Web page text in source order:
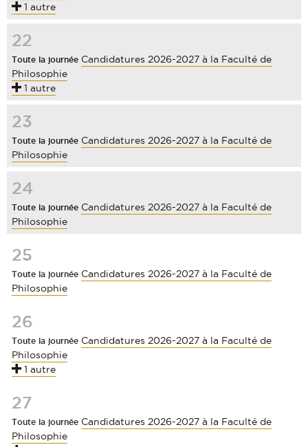
1 autre
22
Toute la journée Candidatures 2026-2027 à la Faculté de
Philosophie
1 autre
23
Toute la journée Candidatures 2026-2027 à la Faculté de
Philosophie
24
Toute la journée Candidatures 2026-2027 à la Faculté de
Philosophie
25
Toute la journée Candidatures 2026-2027 à la Faculté de
Philosophie
26
Toute la journée Candidatures 2026-2027 à la Faculté de
Philosophie
1 autre
27
Toute la journée Candidatures 2026-2027 à la Faculté de
Philosophie